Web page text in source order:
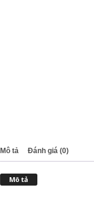
Mô tả Đánh giá (0)
Mô tả